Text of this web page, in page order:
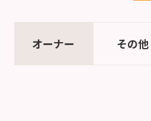
オーナー その他